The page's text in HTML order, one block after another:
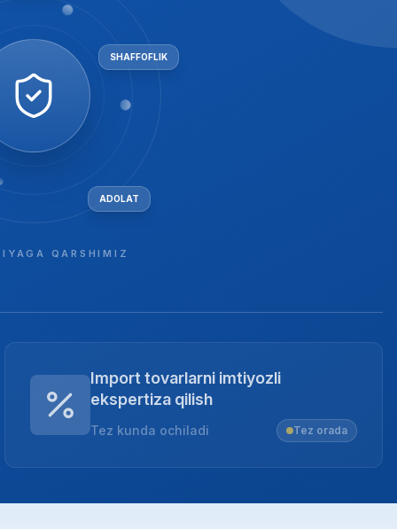
XOLISLIK
ADOLAT
QARSHIMIZ
Import tovarlarni imtiyozli
ekspertiza qilish
Tez kunda ochiladi Tez orada